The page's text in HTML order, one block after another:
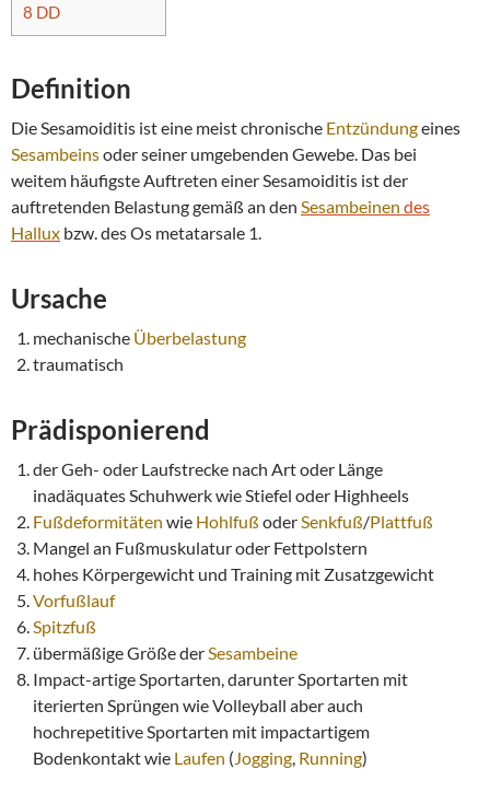
8 DD
Definition
Die Sesamoiditis ist eine meist chronische Entzündungeines
Sesambeinsoder seiner umgebenden Gewebe. Das bei
weitem häufigste Auftreten einer Sesamoiditis ist der
auftretenden Belastung gemäß an den Sesambeinen des
Hallux bzw. des Os metatarsale 1.
Ursache
mechanische Überbelastung
traumatisch
Prädisponierend
der Geh- oder Laufstrecke nach Art oder Länge
inadäquates Schuhwerk wie Stiefel oder Highheels
Fußdeformitäten wie Hohlfuß oderSenkfuß/Plattfuß
Mangel an Fußmuskulatur oder Fettpolstern
hohes Körpergewicht und Training mit Zusatzgewicht
Vorfußlauf
Spitzfuß
übermäßige Größe derSesambeine
Impact-artige Sportarten, darunter Sportarten mit
iterierten Sprüngen wie Volleyball aber auch
hochrepetitive Sportarten mit impactartigem
Bodenkontakt wie Laufen (Jogging, Running)